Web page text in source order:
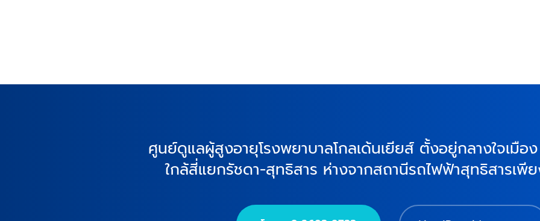
ศูนย์ดูแลผู้สูงอายุโรงพยาบาลโกลเด้นเยียส์ ตั้งอยู่กลางใจเมือ
ใกล้สี่แยกรัชดา-สุทธิสาร ห่างจากสถานีรถไฟฟ้าสุทธิสารเพี